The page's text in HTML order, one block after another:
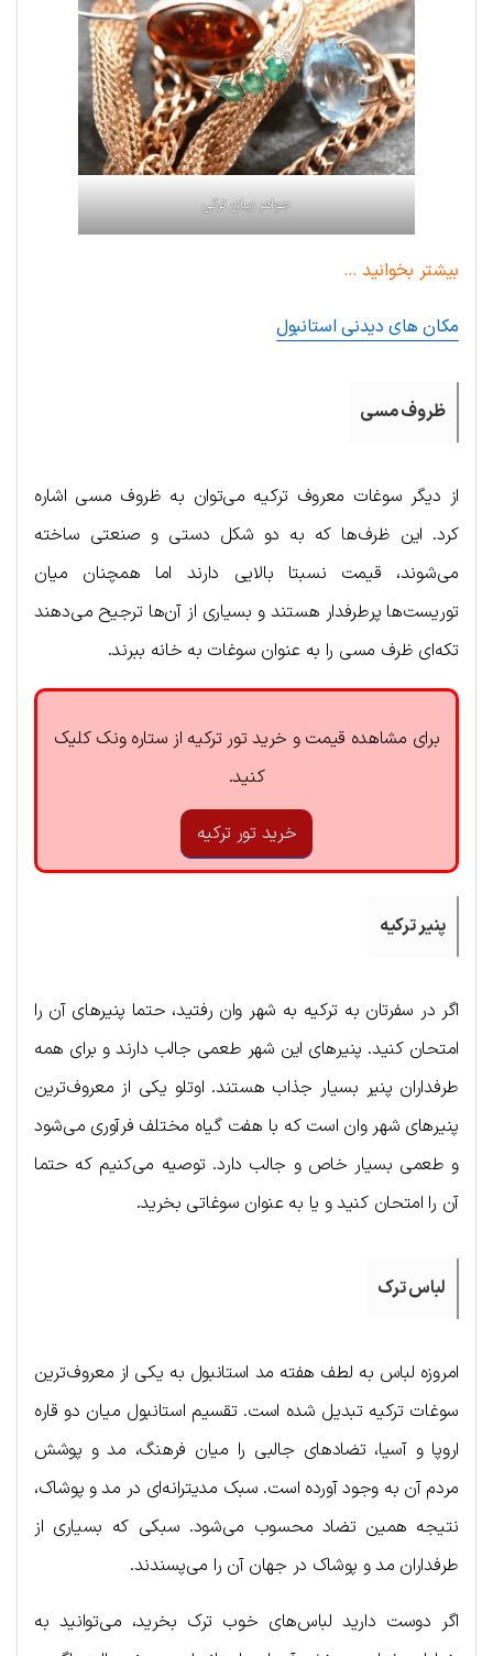
جواهر زیبای ترکی
بیشتر بخوانید …
مکان های دیدنی استانبول
ظروف مسی
از دیگر سوغات معروف ترکیه می‌توان به ظروف مسی اشاره
کرد. این ظرف‌ها که به دو شکل دستی و صنعتی ساخته
می‌شوند، قیمت نسبتا بالایی دارند اما همچنان میان
توریست‌ها پرطرفدار هستند و بسیاری از آن‌ها ترجیح می‌دهند
تکه‌ای ظرف مسی را به عنوان سوغات به خانه ببرند.
برای مشاهده قیمت و خرید تور ترکیه از ستاره ونک کلیک
کنید.
خرید تور ترکیه
پنیر ترکیه
اگر در سفرتان به ترکیه به شهر وان رفتید، حتما پنیرهای آن را
امتحان کنید. پنیرهای این شهر طعمی جالب دارند و برای همه
طرفداران پنیر بسیار جذاب هستند. اوتلو یکی از معروف‌ترین
پنیرهای شهر وان است که با هفت گیاه مختلف فرآوری می‌شود
و طعمی بسیار خاص و جالب دارد. توصیه می‌کنیم که حتما
آن را امتحان کنید و یا به عنوان سوغاتی بخرید.
لباس ترک
امروزه لباس به لطف هفته مد استانبول به یکی از معروف‌ترین
سوغات ترکیه تبدیل شده است. تقسیم استانبول میان دو قاره
اروپا و آسیا، تضادهای جالبی را میان فرهنگ، مد و پوشش
مردم آن به وجود آورده است. سبک مدیترانه‌ای در مد و پوشاک،
نتیجه همین تضاد محسوب می‌شود. سبکی که بسیاری از
طرفداران مد و پوشاک در جهان آن را می‌پسندند.
اگر دوست دارید لباس‌های خوب ترک بخرید، می‌توانید به